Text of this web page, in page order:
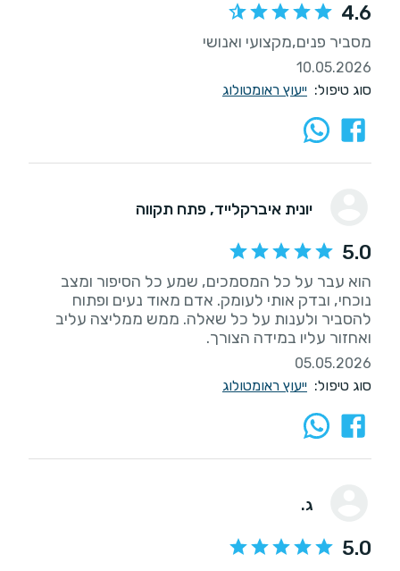
4.6
מסביר פנים,מקצועי ואנושי
10.05.2026
סוג טיפול: ייעוץ ראומטולוג
יונית איברקלייד, פתח תקווה
5.0
הוא עבר על כל המסמכים, שמע כל הסיפור ומצב
נוכחי, ובדק אותי לעומק. אדם מאוד נעים ופתוח
להסביר ולענות על כל שאלה. ממש ממליצה עליב
ואחזור עליו במידה הצורך.
05.05.2026
סוג טיפול: ייעוץ ראומטולוג
ג.
5.0